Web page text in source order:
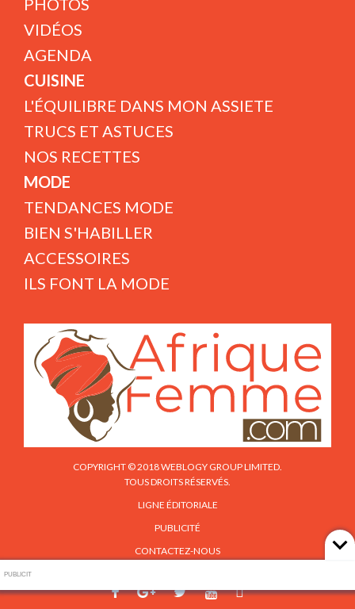
PHOTOS
VIDÉOS
AGENDA
CUISINE
L'ÉQUILIBRE DANS MON ASSIETE
TRUCS ET ASTUCES
NOS RECETTES
MODE
TENDANCES MODE
BIEN S'HABILLER
ACCESSOIRES
ILS FONT LA MODE
COPYRIGHT © 2018 WEBLOGY GROUP LIMITED.
TOUS DROITS RÉSERVÉS.
LIGNE ÉDITORIALE
PUBLICITÉ
CONTACTEZ-NOUS
PUBLICIT